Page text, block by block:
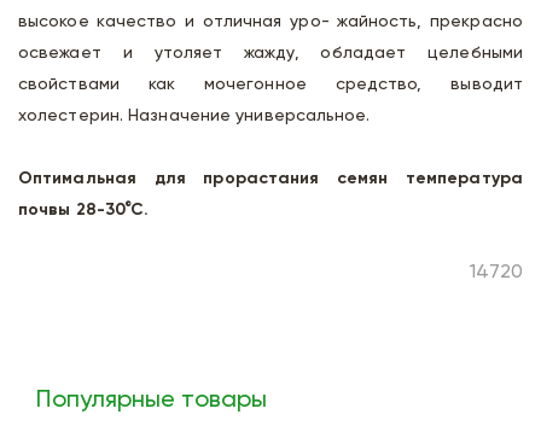
высокое качество и отличная уро- жайность, прекрасно
освежает и утоляет жажду, обладает целебными
свойствами как мочегонное средство, выводит
холестерин. Назначение универсальное.
Оптимальная для прорастания семян температура
почвы 28-30°С.
14720
Популярные товары